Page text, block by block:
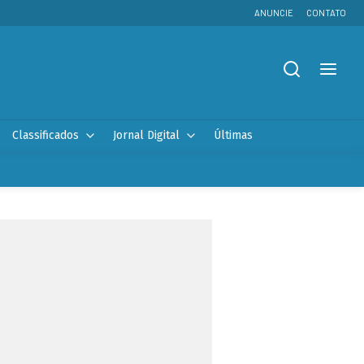
ANUNCIE CONTATO
Classificados Jornal Digital Últimas